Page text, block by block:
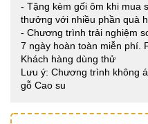
- Tặng kèm gối ôm khi mua
thưởng với nhiều phần quà
- Chương trình trải nghiệm
7 ngày hoàn toàn miễn phí.
Khách hàng dùng thử
Lưu ý: Chương trình không
gỗ Cao su